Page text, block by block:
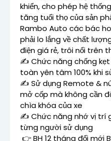
khiển, cho phép hệ
tăng tuổi thọ của sản
Rambo Auto các bác
phải lo lắng về chất
điện giá rẻ, trôi nổi trên
✍️ Chức năng chống kẹt
toàn yên tâm 100% khi
✍️ Sử dụng Remote &
mở cốp mà không cần
chìa khóa của xe
✍️ Chức năng nhớ vị trí
từng người sử dụng
👉 BH 12 tháng đổi mới